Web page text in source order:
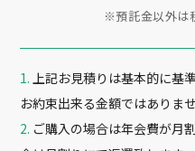
※預託金以外は
上記お見積りは基本的に基
お約束出来る金額ではありませ
ご購入の場合は年会費が月